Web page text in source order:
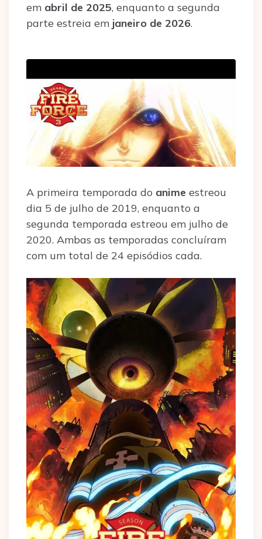
em abril de 2025, enquanto a segunda
parte estreia em janeiro de 2026.
A primeira temporada do anime estreou
dia 5 de julho de 2019, enquanto a
segunda temporada estreou em julho de
2020. Ambas as temporadas concluíram
com um total de 24 episódios cada.